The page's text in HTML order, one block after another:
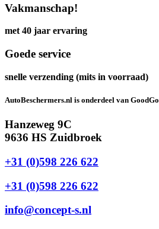
Vakmanschap!
met 40 jaar ervaring
Goede service
snelle verzending (mits in voorraad)
AutoBeschermers.nl is onderdeel van GoodGo
Hanzeweg 9C
9636 HS Zuidbroek
+31 (0)598 226 622
+31 (0)598 226 622
info@concept-s.nl